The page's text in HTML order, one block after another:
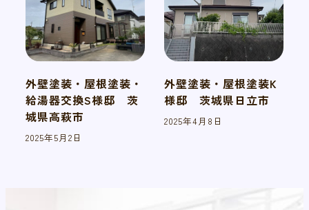
外壁塗装・屋根塗装・
給湯器交換S様邸 茨
城県高萩市
投稿日
2025年5月2日
外壁塗装・屋根塗装K
様邸 茨城県日立市
投稿日
2025年4月8日